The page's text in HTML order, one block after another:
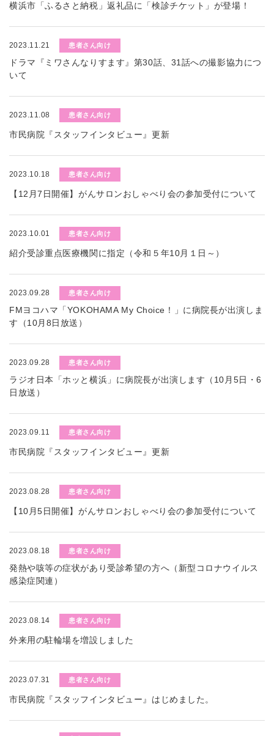
横浜市「ふるさと納税」返礼品に「検診チケット」が登場！
2023.11.21 患者さん向け
ドラマ『ミワさんなりすます』第30話、31話への撮影協力につ
いて
2023.11.08 患者さん向け
市民病院『スタッフインタビュー』更新
2023.10.18 患者さん向け
【12月7日開催】がんサロンおしゃべり会の参加受付について
2023.10.01 患者さん向け
紹介受診重点医療機関に指定（令和５年10月１日～）
2023.09.28 患者さん向け
FMヨコハマ「YOKOHAMA My Choice！」に病院長が出演しま
す（10月8日放送）
2023.09.28 患者さん向け
ラジオ日本「ホッと横浜」に病院長が出演します（10月5日・6
日放送）
2023.09.11 患者さん向け
市民病院『スタッフインタビュー』更新
2023.08.28 患者さん向け
【10月5日開催】がんサロンおしゃべり会の参加受付について
2023.08.18 患者さん向け
発熱や咳等の症状があり受診希望の方へ（新型コロナウイルス
感染症関連）
2023.08.14 患者さん向け
外来用の駐輪場を増設しました
2023.07.31 患者さん向け
市民病院『スタッフインタビュー』はじめました。